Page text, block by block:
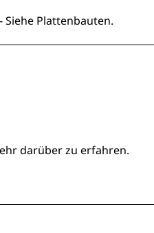
Plattenbauten.
darüber zu erfahren.